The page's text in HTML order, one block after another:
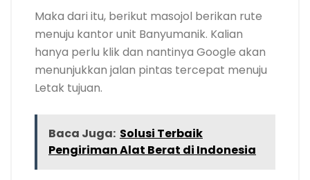
Maka dari itu, berikut masojol berikan rute
menuju kantor unit Banyumanik. Kalian
hanya perlu klik dan nantinya Google akan
menunjukkan jalan pintas tercepat menuju
Letak tujuan.
Baca Juga: Solusi Terbaik
Pengiriman Alat Berat di Indonesia